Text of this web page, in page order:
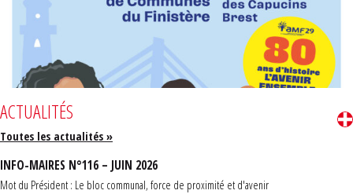
ACTUALITÉS
Toutes les actualités »
INFO-MAIRES N°116 – JUIN 2026
Mot du Président : Le bloc communal, force de proximité et d'avenir